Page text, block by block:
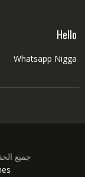
Hello
Whatsapp Nigga
جميع